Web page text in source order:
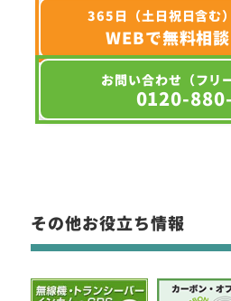
365日（土日祝日含む
WEBで無料相
お問い合わせ（フリ
0120-
その他お役立ち情報